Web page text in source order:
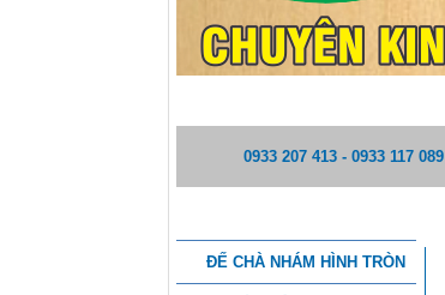
0933 207 413 - 0933 117 089
ĐẾ CHÀ NHÁM HÌNH TRÒN